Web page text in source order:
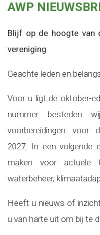
AWP
Blijf op de hoogte van
vereniging
Geachte leden en
Voor u ligt de oktober-
nummer besteden
voorbereidingen voor
2027. In een volgende
maken voor actuele
waterbeheer,
Heeft u nieuws of
u van harte uit om bij te